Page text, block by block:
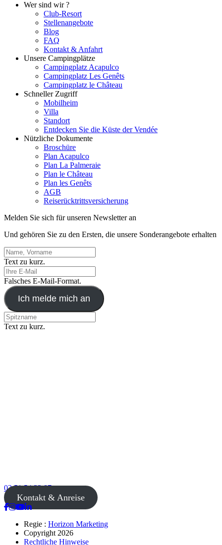
Wer sind wir ?
Club-Resort
Stellenangebote
Blog
FAQ
Kontakt & Anfahrt
Unsere Campingplätze
Campingplatz Acapulco
Campingplatz Les Genêts
Campingplatz le Château
Schneller Zugriff
Mobilheim
Villa
Standort
Entdecken Sie die Küste der Vendée
Nützliche Dokumente
Broschüre
Plan Acapulco
Plan La Palmeraie
Plan le Château
Plan les Genêts
AGB
Reiserücktrittsversicherung
Melden Sie sich für unseren Newsletter an
Und gehören Sie zu den Ersten, die unsere Sonderangebote erhalten
Text zu kurz.
Falsches E-Mail-Format.
Ich melde mich an
Text zu kurz.
02 51 54 33 87
Kontakt & Anreise
Regie : Horizon Marketing
Copyright 2026
Rechtliche Hinweise